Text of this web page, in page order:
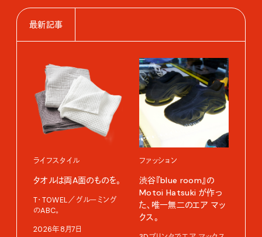
最新記事
ライフスタイル
タオルは両A面のものを。
T・TOWEL／グルーミング
のABC。
2026年8月7日
ファッション
渋⾕『blue room』の
Motoi Hatsuki が作っ
た、唯⼀無⼆のエア マッ
クス。